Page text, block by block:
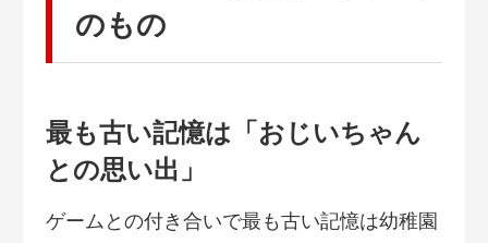
のもの
最も古い記憶は「おじいちゃん
との思い出」
ゲームとの付き合いで最も古い記憶は幼稚園